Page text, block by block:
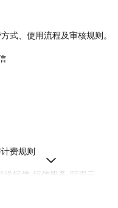
式、使用流程及审核规则。
费规则
送短信-短信服务-阿里云